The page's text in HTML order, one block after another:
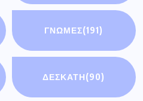
ΓΝΩΜΕΣ(191)
ΔΕΣΚΑΤΗ(90)